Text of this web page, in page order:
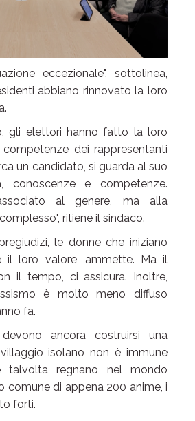
eccezionale", sottolinea,
abbiano rinnovato la loro
gli elettori hanno fatto la loro
dei rappresentanti
un candidato, si guarda al suo
conoscenze e competenze.
al genere, ma alla
ritiene il sindaco.
le donne che iniziano
il loro valore, ammette. Ma il
il tempo, ci assicura. Inoltre,
è molto meno diffuso
fa.
ancora costruirsi una
isolano non è immune
talvolta regnano nel mondo
comune di appena 200 anime, i
forti.